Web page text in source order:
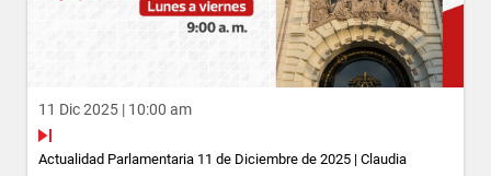
11 Dic 2025 | 10:00 am
Actualidad Parlamentaria 11 de Diciembre de 2025 | Claudia